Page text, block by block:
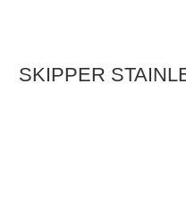
SKIPPER